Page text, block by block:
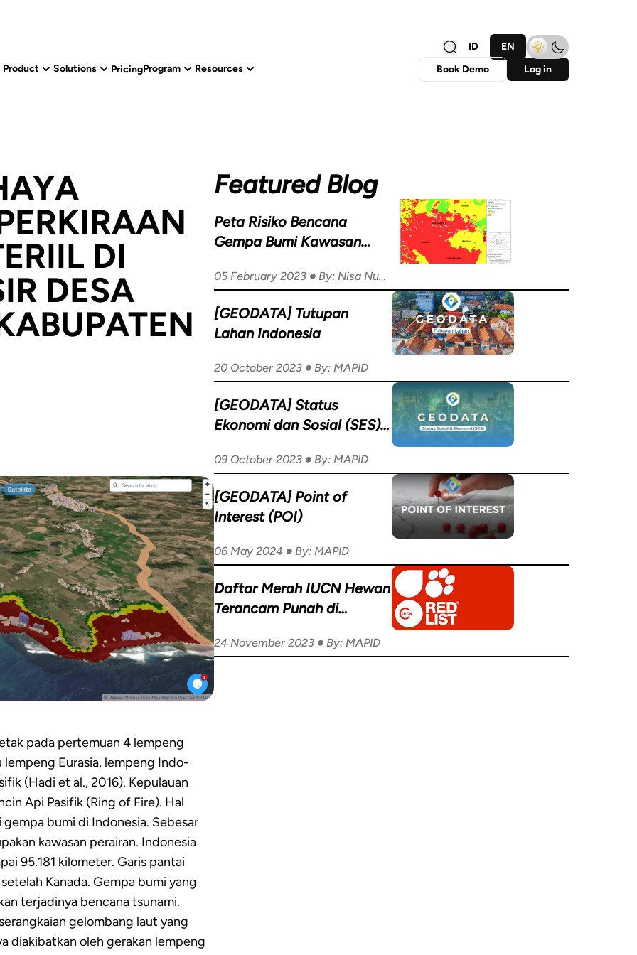
ID
EN
Product
Solutions PricingProgram Resources Book Demo Log in
DI
DESA
pada pertemuan 4 lempeng
Eurasia, lempeng Indo-
(Hadi et al., 2016). Kepulauan
Api Pasifik (Ring of Fire). Hal
bumi di Indonesia. Sebesar
kawasan perairan. Indonesia
95.181 kilometer. Garis pantai
Kanada. Gempa bumi yang
terjadinya bencana tsunami.
gelombang laut yang
diakibatkan oleh gerakan lempeng
Featured Blog
Peta Risiko Bencana
Gempa Bumi Kawasan
Lembang
05 February 2023 • By: Nisa Nurlatifa Rahmah
[GEODATA] Tutupan
Lahan Indonesia
20 October 2023 •By: MAPID
[GEODATA] Status
Ekonomi dan Sosial (SES)
09 October 2023 •By: MAPID
[GEODATA] Point of
Interest (POI)
06 May 2024 •By: MAPID
Daftar Merah IUCN Hewan
Terancam Punah di
24 November 2023 •By: MAPID